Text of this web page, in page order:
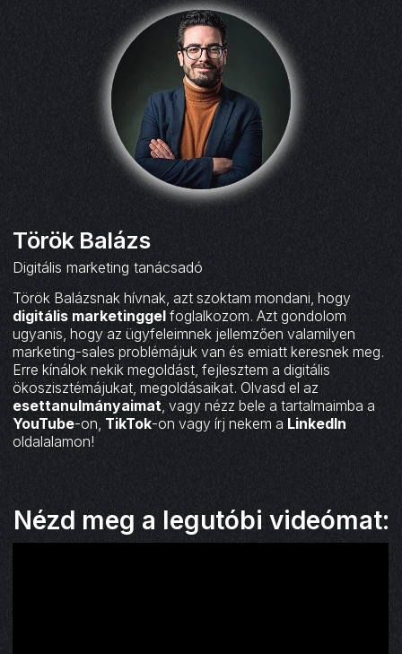
Török Balázs
Digitális marketing tanácsadó
Török Balázsnak hívnak, azt szoktam mondani, hogy
digitális marketinggel foglalkozom. Azt gondolom
ugyanis, hogy az ügyfeleimnek jellemzően valamilyen
marketing-sales problémájuk van és emiatt keresnek meg.
Erre kínálok nekik megoldást, fejlesztem a digitális
ökoszisztémájukat, megoldásaikat. Olvasd el az
esettanulmányaimat , vagy nézz bele a tartalmaimba a
YouTube-on, TikTok-on vagy írj nekem a LinkedIn
oldalalamon!
Nézd meg a legutóbi videómat: